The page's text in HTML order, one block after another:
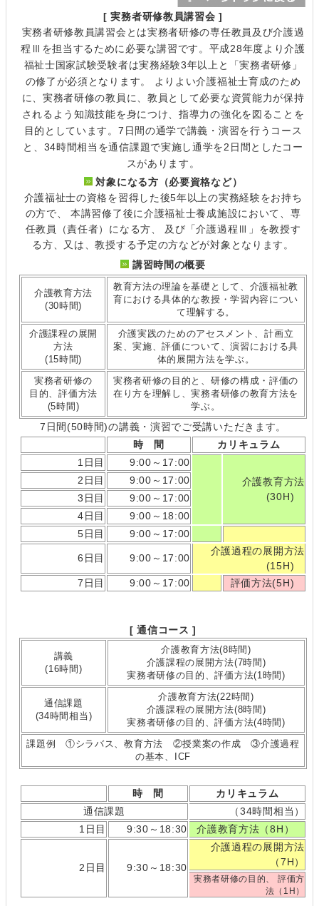
[ 実務者研修教員講習会 ]
実務者研修教員講習会とは実務者研修の専任教員及び介護過
程Ⅲを担当するために必要な講習です。平成28年度より介護
福祉士国家試験受験者は実務経験3年以上と「実務者研修」
の修了が必須となります。 よりよい介護福祉士育成のため
に、実務者研修の教員に、教員として必要な資質能力が保持
されるよう知識技能を身につけ、指導力の強化を図ることを
目的としています。7日間の通学で講義・演習を行うコース
と、34時間相当を通信課題で実施し通学を2日間としたコー
スがあります。
対象になる方（必要資格など）
介護福祉士の資格を習得した後5年以上の実務経験をお持ち
の方で、 本講習修了後に介護福祉士養成施設において、専
任教員（責任者）になる方、 及び「介護過程Ⅲ」を教授す
る方、又は、教授する予定の方などが対象となります。
講習時間の概要
介護教育方法
(30時間)
教育方法の理論を基礎として、介護福祉教
育における具体的な教授・学習内容につい
て理解する。
介護課程の展開
方法
(15時間)
介護実践のためのアセスメント、計画立
案、実施、評価について、演習における具
体的展開方法を学ぶ。
実務者研修の
目的、評価方法
(5時間)
実務者研修の目的と、研修の構成・評価の
在り方を理解し、実務者研修の教育方法を
学ぶ。
7日間(50時間)の講義・演習でご受講いただきます。
時 間
カリキュラム
1日目
9:00～17:00
介護教育方法
(30H)
2日目
9:00～17:00
3日目
9:00～17:00
4日目
9:00～18:00
5日目
9:00～17:00
6日目 9:00～17:00
介護過程の展開方法
(15H)
7日目
9:00～17:00 評価方法(5H)
[ 通信コース ]
講義
(16時間)
介護教育方法(8時間)
介護課程の展開方法(7時間)
実務者研修の目的、評価方法(1時間)
通信課題
(34時間相当)
介護教育方法(22時間)
介護課程の展開方法(8時間)
実務者研修の目的、評価方法(4時間)
課題例 ①シラバス、教育方法 ②授業案の作成 ③介護過程
の基本、ICF
時 間
カリキュラム
通信課題
（34時間相当）
1日目
9:30～18:30 介護教育方法（8H）
2日目 9:30～18:30
介護過程の展開方法
（7H）
実務者研修の目的、 評価方
法（1H）